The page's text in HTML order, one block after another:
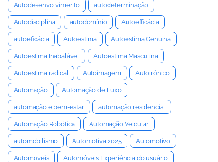
Autodesenvolvimento autodeterminação
Autodisciplina autodomínio Autoefficácia
autoeficácia Autoestima Autoestima Genuína
Autoestima Inabalável Autoestima Masculina
Autoestima radical Autoimagem Autoirônico
Automação Automação de Luxo
automação e bem-estar automação residencial
Automação Robótica Automação Veicular
automobilismo Automotiva 2025 Automotivo
Automóveis Automóveis Experiência do usuário